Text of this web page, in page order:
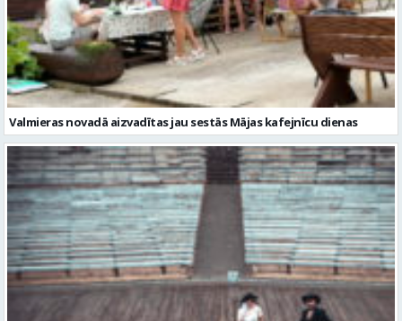
Valmieras novadā aizvadītas jau sestās Mājas kafejnīcu dienas